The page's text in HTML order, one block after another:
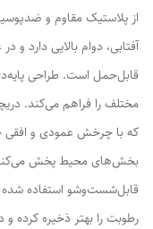
از پلاستیک مقاوم و ضد
قابل‌حمل است. طراحی
مختلف را فراهم می‌کند.
که با چرخش عمودی و افقی
بخش‌های محیط پخش
قابل‌شست‌وشو استفاده شده
رطوبت را بهتر ذخیره کرده